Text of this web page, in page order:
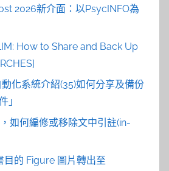
2026新介面：以PsycINFO為
How to Share and Back Up
化系統介紹(35)如何分享及備份
」
如何編修或移除文中引註(in-
的 Figure 圖片轉出至